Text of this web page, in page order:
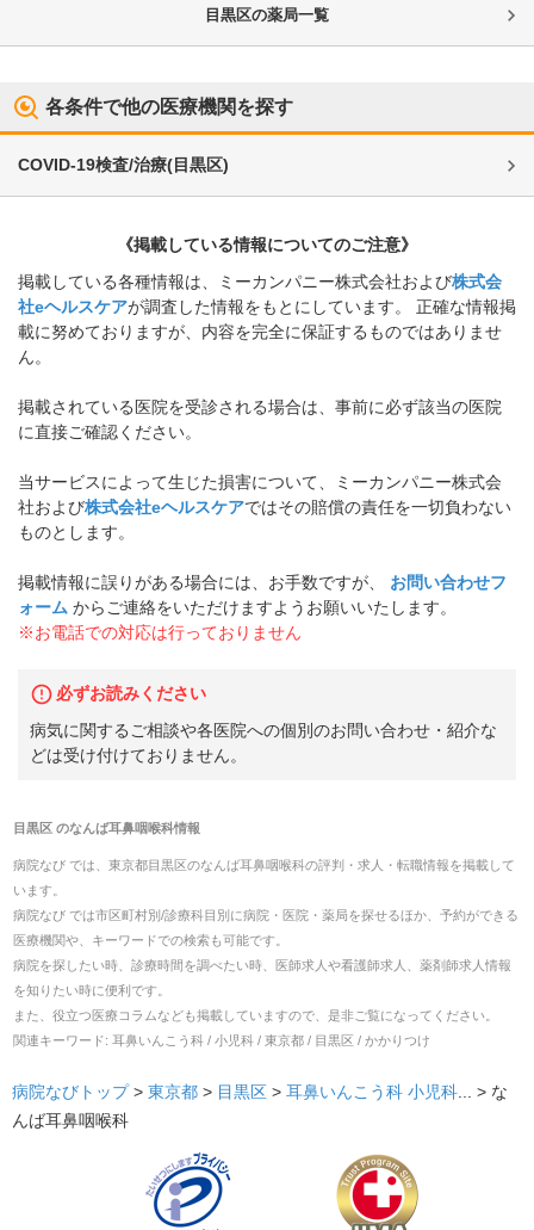
目黒区の薬局一覧
各条件で他の医療機関を探す
COVID-19検査/治療(目黒区)
《掲載している情報についてのご注意》
掲載している各種情報は、ミーカンパニー株式会社および株式会
社eヘルスケアが調査した情報をもとにしています。 正確な情報掲
載に努めておりますが、内容を完全に保証するものではありませ
ん。
掲載されている医院を受診される場合は、事前に必ず該当の医院
に直接ご確認ください。
当サービスによって生じた損害について、ミーカンパニー株式会
社および株式会社eヘルスケアではその賠償の責任を一切負わない
ものとします。
掲載情報に誤りがある場合には、お手数ですが、
お問い合わせフ
ォーム からご連絡をいただけますようお願いいたします。
※お電話での対応は行っておりません
必ずお読みください
病気に関するご相談や各医院への個別のお問い合わせ・紹介な
どは受け付けておりません。
目黒区のなんば耳鼻咽喉科情報
病院なび では、 東京都目黒区のなんば耳鼻咽喉科の評判・求人・転職情報を掲載して
います。
病院なび では市区町村別/診療科目別に病院・医院・薬局を探せるほか、予約ができる
医療機関や、キーワードでの検索も可能です。
病院を探したい時、診療時間を調べたい時、医師求人や看護師求人、薬剤師求人情報
を知りたい時に便利です。
また、役立つ医療コラムなども掲載していますので、是非ご覧になってください。
関連キーワード: 耳鼻いんこう科 / 小児科 / 東京都 / 目黒区 / かかりつけ
病院なびトップ > 東京都 > 目黒区 > 耳鼻いんこう科 小児科... > な
んば耳鼻咽喉科